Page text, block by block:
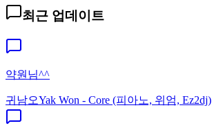
최근 업데이트
약원님^^
귀남오Yak Won - Core (피아노, 위엄, Ez2dj)